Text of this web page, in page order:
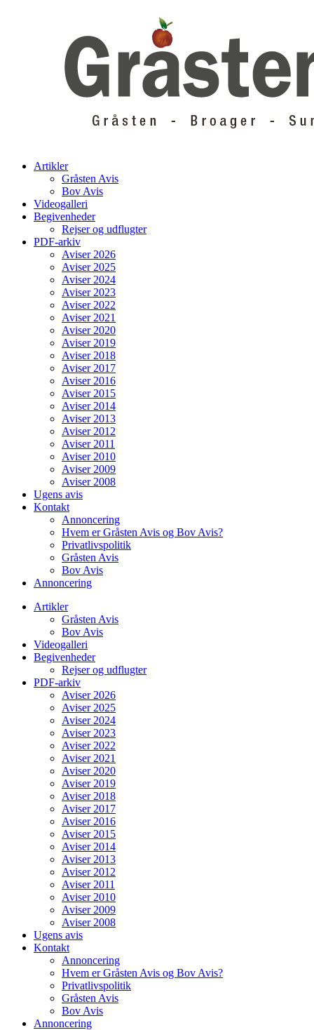
Artikler
Gråsten Avis
Bov Avis
Videogalleri
Begivenheder
Rejser og udflugter
PDF-arkiv
Aviser 2026
Aviser 2025
Aviser 2024
Aviser 2023
Aviser 2022
Aviser 2021
Aviser 2020
Aviser 2019
Aviser 2018
Aviser 2017
Aviser 2016
Aviser 2015
Aviser 2014
Aviser 2013
Aviser 2012
Aviser 2011
Aviser 2010
Aviser 2009
Aviser 2008
Ugens avis
Kontakt
Annoncering
Hvem er Gråsten Avis og Bov Avis?
Privatlivspolitik
Gråsten Avis
Bov Avis
Annoncering
Artikler
Gråsten Avis
Bov Avis
Videogalleri
Begivenheder
Rejser og udflugter
PDF-arkiv
Aviser 2026
Aviser 2025
Aviser 2024
Aviser 2023
Aviser 2022
Aviser 2021
Aviser 2020
Aviser 2019
Aviser 2018
Aviser 2017
Aviser 2016
Aviser 2015
Aviser 2014
Aviser 2013
Aviser 2012
Aviser 2011
Aviser 2010
Aviser 2009
Aviser 2008
Ugens avis
Kontakt
Annoncering
Hvem er Gråsten Avis og Bov Avis?
Privatlivspolitik
Gråsten Avis
Bov Avis
Annoncering